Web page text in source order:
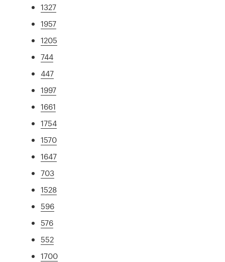
1327
1957
1205
744
447
1997
1661
1754
1570
1647
703
1528
596
576
552
1700